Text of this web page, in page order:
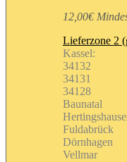
12,00€
Lieferzone 2
Kassel:
34132
34131
34128
Baunatal
Fuldabrück
Dörnhagen
Vellmar